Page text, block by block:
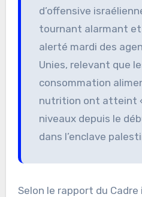
d’offensive
tournant alarmant
alerté mardi des
Unies, relevant que
consommation
nutrition ont atteint
niveaux depuis le
dans l’enclave
Selon le rapport du